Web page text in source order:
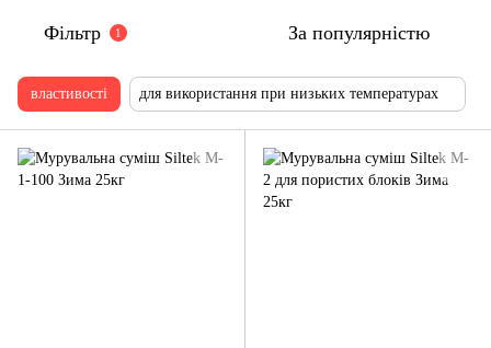
Фільтр 1 За популярністю
властивості для використання при низьких температурах